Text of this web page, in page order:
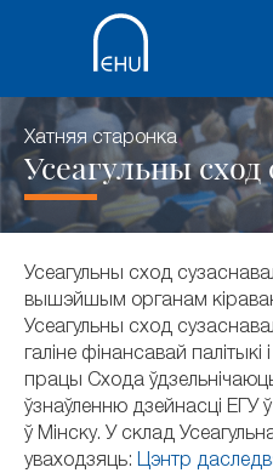
Хатняя старонка
Усеагульны сход
Усеагульны сход
вышэйшым органам
Усеагульны сход
галіне фінансавай палітыкі
працы Схода
ўзнаўленню дзейнасці ЕГУ
ў Мінску. У склад
уваходзяць: Цэнтр